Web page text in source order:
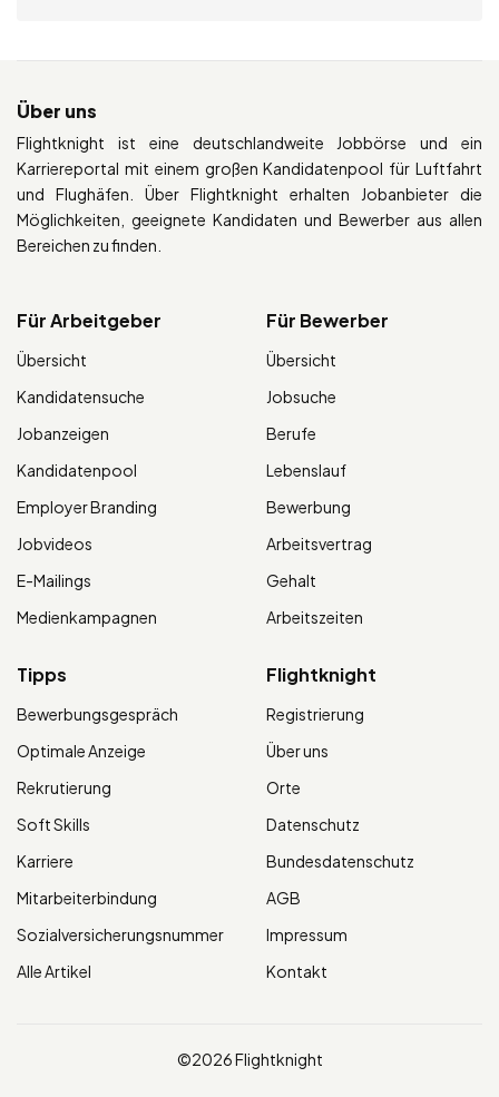
Über uns
Flightknight ist eine deutschlandweite Jobbörse und ein
Karriereportal mit einem großen Kandidatenpool für Luftfahrt
und Flughäfen. Über Flightknight erhalten Jobanbieter die
Möglichkeiten, geeignete Kandidaten und Bewerber aus allen
Bereichen zu finden.
Für Arbeitgeber
Übersicht
Kandidatensuche
Jobanzeigen
Kandidatenpool
Employer Branding
Jobvideos
E-Mailings
Medienkampagnen
Für Bewerber
Übersicht
Jobsuche
Berufe
Lebenslauf
Bewerbung
Arbeitsvertrag
Gehalt
Arbeitszeiten
Tipps
Bewerbungsgespräch
Optimale Anzeige
Rekrutierung
Soft Skills
Karriere
Mitarbeiterbindung
Sozialversicherungsnummer
Alle Artikel
Flightknight
Registrierung
Über uns
Orte
Datenschutz
Bundesdatenschutz
AGB
Impressum
Kontakt
©2026 Flightknight